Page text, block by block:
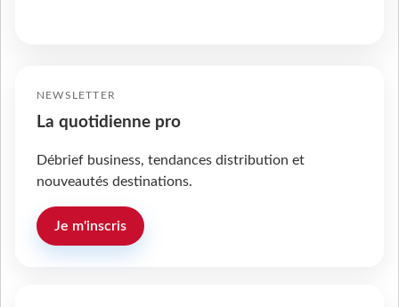
NEWSLETTER
La quotidienne pro
Débrief business, tendances distribution et
nouveautés destinations.
Je m'inscris